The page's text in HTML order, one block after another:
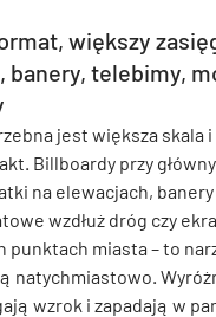
większy
banery, telebimy,
jest większa skala i
Billboardy przy
na elewacjach, banery
wzdłuż dróg czy
punktach miasta – to
natychmiastowo.
wzrok i zapadają w